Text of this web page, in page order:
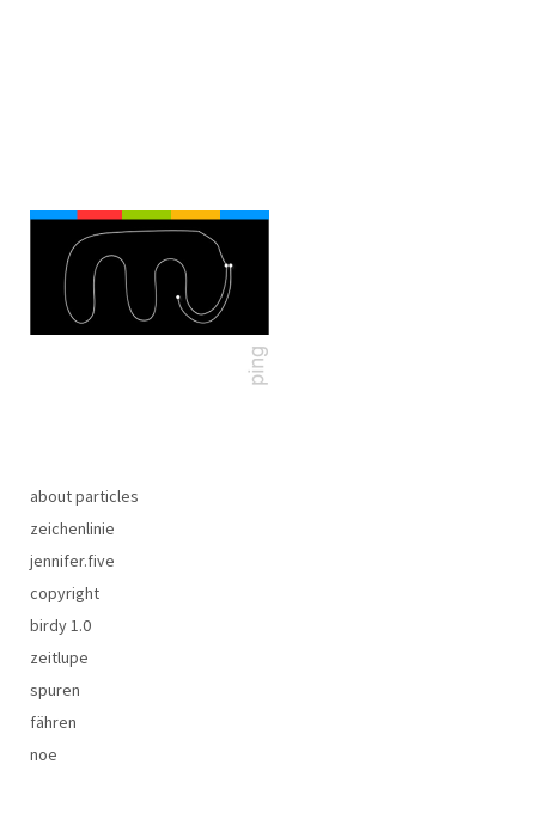
about particles
zeichenlinie
jennifer.five
copyright
birdy 1.0
zeitlupe
spuren
fähren
noe